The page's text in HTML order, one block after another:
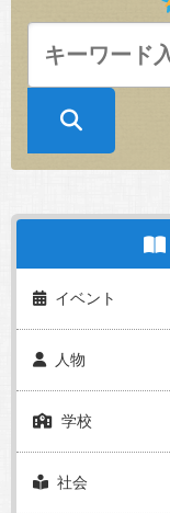
イベント
人物
学校
社会